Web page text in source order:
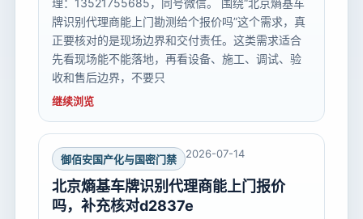
理：13521755685，同号微信。 围绕“北京熵基车
牌识别代理商能上门勘测给个报价吗”这个需求，真
正要核对的是现场边界和交付责任。这类需求适合
先看现场能不能落地，再看设备、施工、调试、验
收和售后边界，不要只
继续浏览
御佰安国产化与国密门禁 2026-07-14
北京熵基车牌识别代理商能上门报价
吗，补充核对d2837e